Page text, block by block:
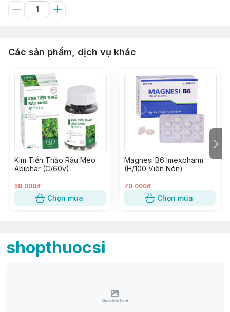
Các sản phẩm, dịch vụ khác
Kim Tiền Thảo Râu Mèo
Abiphar (C/60v)
58.000đ
Chọn mua
Magnesi B6 Imexpharm
(H/100 Viên Nén)
70.000đ
Chọn mua
shopthuocsi